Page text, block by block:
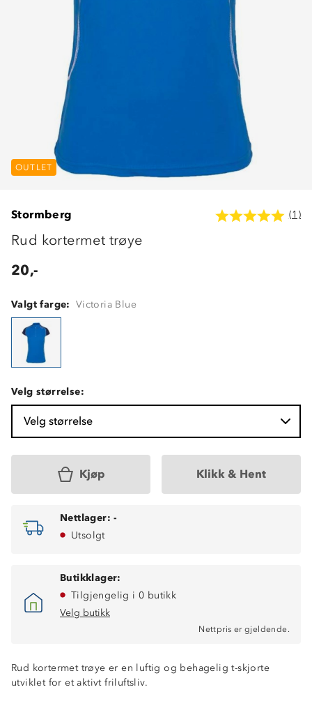
OUTLET
Stormberg (1)
Rud kortermet trøye
20,-
Valgt farge: Victoria Blue
Velg størrelse:
Velg størrelse
Kjøp Klikk & Hent
Nettlager: -
Utsolgt
Butikklager:
Tilgjengelig i 0 butikk
Velg butikk
Nettpris er gjeldende.
Rud kortermet trøye er en luftig og behagelig t-skjorte
utviklet for et aktivt friluftsliv.
Fukttransporterende